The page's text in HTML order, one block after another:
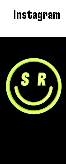
Instagram